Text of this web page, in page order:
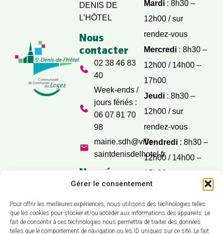
Gérer le consentement
Pour offrir les meilleures expériences, nous utilisons des technologies telles
que les cookies pour stocker et/ou accéder aux informations des appareils. Le
fait de consentir à ces technologies nous permettra de traiter des données
telles que le comportement de navigation ou les ID uniques sur ce site. Le fait
DENIS DE
L’HÔTEL
Nous
contacter
02 38 46 83
40
Week-ends /
jours fériés :
06 07 81 70
98
mairie.sdh@ville-
saintdenisdelhotel.fr
Nos réseaux
sociaux
Mardi: 8h30 –
12h00 / sur
rendez-vous
Mercredi: 8h30 –
12h00 / 14h00 –
17h00
Jeudi: 8h30 –
12h00 / sur
rendez-vous
Vendredi: 8h30 –
12h00 / 14h00 –
15h00
Samedi
12h00